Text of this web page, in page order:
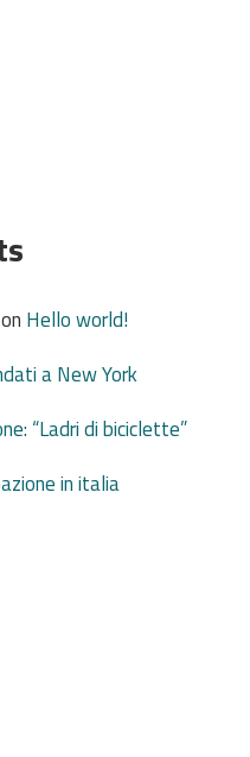
Hello world!
a New York
“Ladri di biciclette”
in italia